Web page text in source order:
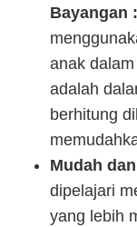
Bayangan :
anak
adalah
berhitung
Mudah
dipelajari
yang lebih